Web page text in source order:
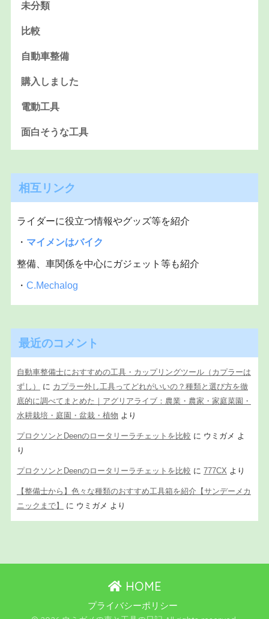
未分類
比較
自動車整備
購入しました
電動工具
面白そうな工具
相互リンク
ライダーに役立つ情報やグッズ等を紹介
・ マイメンはバイク
整備、車関係を中心にガジェット等も紹介
・ C.Mechalog
最近のコメント
自動車整備士におすすめの工具・カップリングツール（カプラーは
ずし）
に カプラー外し工具ってどれがいいの？種類と選び方を徹
底的に調べてまとめた｜アグリアライブ：農業・農家・家庭菜園・
水耕栽培・庭園・盆栽・植物 より
プロクソンとDeenのロータリーラチェットを比較 に ウミガメ よ
り
プロクソンとDeenのロータリーラチェットを比較 に 777CX より
【整備士から】色々な種類のおすすめ工具箱を紹介【サンデーメカ
ニックまで】
に ウミガメ より
HOME
プライバシーポリシー